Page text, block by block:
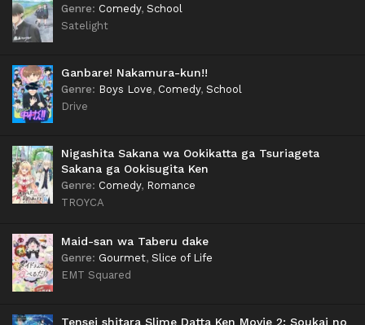
Genre: Comedy, School
Satelight
Ganbare! Nakamura-kun!!
Genre: Boys Love, Comedy, School
Drive
Nigashita Sakana wa Ookikatta ga Tsuriageta
Sakana ga Ookisugita Ken
Genre: Comedy, Romance
TROYCA
Maid-san wa Taberu dake
Genre: Gourmet, Slice of Life
EMT Squared
Tensei shitara Slime Datta Ken Movie 2: Soukai no